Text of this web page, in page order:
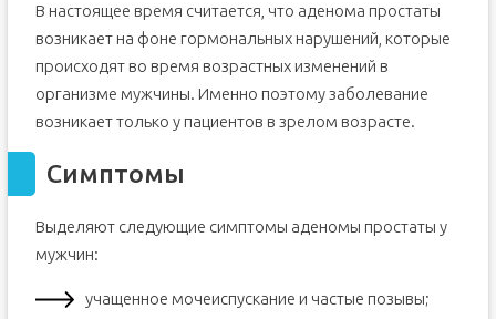
В настоящее время считается, что аденома простаты
возникает на фоне гормональных нарушений, которые
происходят во время возрастных изменений в
организме мужчины. Именно поэтому заболевание
возникает только у пациентов в зрелом возрасте.
Симптомы
Выделяют следующие симптомы аденомы простаты у
мужчин:
учащенное мочеиспускание и частые позывы;